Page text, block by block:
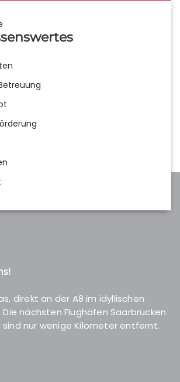
direkt an der A8 im idyllischen
nächsten Flughäfen Saarbrücken
sind nur wenige Kilometer entfernt.